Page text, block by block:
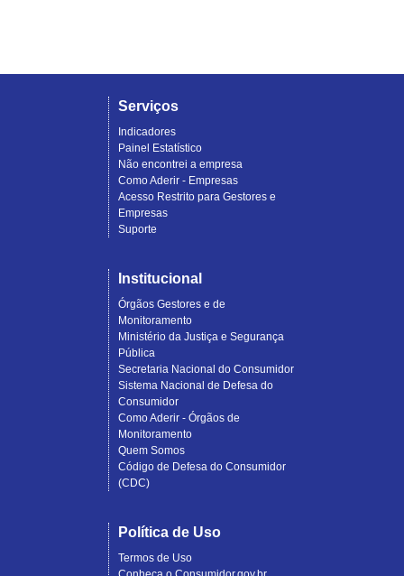
Serviços
Indicadores
Painel Estatístico
Não encontrei a empresa
Como Aderir - Empresas
Acesso Restrito para Gestores e
Empresas
Suporte
Institucional
Órgãos Gestores e de
Monitoramento
Ministério da Justiça e Segurança
Pública
Secretaria Nacional do Consumidor
Sistema Nacional de Defesa do
Consumidor
Como Aderir - Órgãos de
Monitoramento
Quem Somos
Código de Defesa do Consumidor
(CDC)
Política de Uso
Termos de Uso